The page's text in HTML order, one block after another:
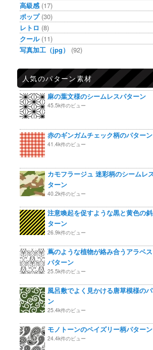
高級感 (17)
ポップ(30)
レトロ (8)
クール(11)
写真加工（jpg）
(92)
人気のパターン素材
麻の葉文様のシームレスパターン
45.5k件のビュー
赤のギンガムチェック柄のパターン
41.4k件のビュー
カモフラージュ 迷彩柄のシームレ
ターン
40.2k件のビュー
注意喚起を促すような黒と黄色の
ターン
26.9k件のビュー
蔦のような植物が絡み合うアラベ
パターン
25.5k件のビュー
風呂敷でよく見かける唐草模様の
ン
25.4k件のビュー
モノトーンのペイズリー柄パターン
24.4k件のビュー